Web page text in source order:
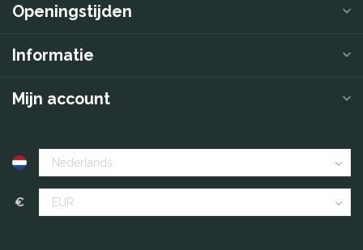
Openingstijden
Informatie
Mijn account
€